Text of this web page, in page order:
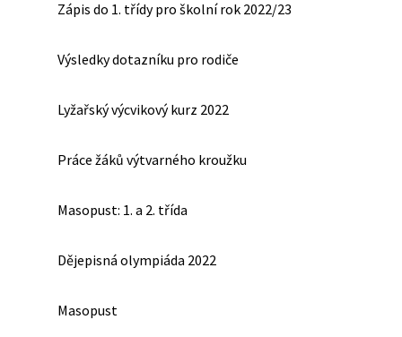
Zápis do 1. třídy pro školní rok 2022/23
Výsledky dotazníku pro rodiče
Lyžařský výcvikový kurz 2022
Práce žáků výtvarného kroužku
Masopust: 1. a 2. třída
Dějepisná olympiáda 2022
Masopust